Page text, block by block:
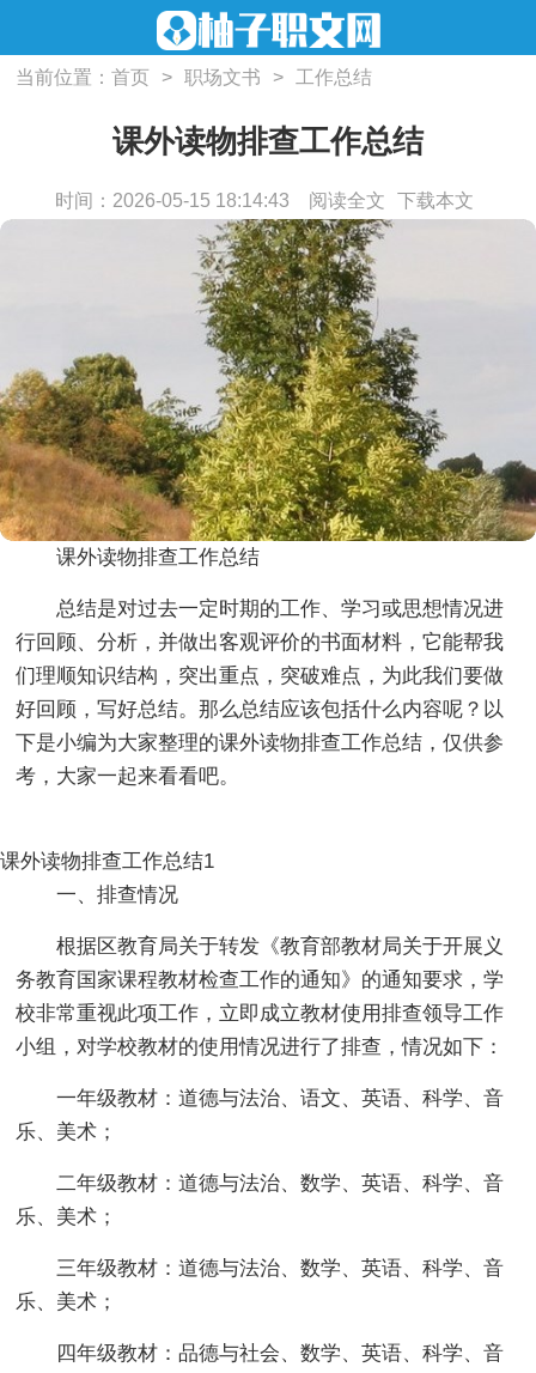
当前位置：首页 > 职场文书 > 工作总结
课外读物排查工作总结
时间：2026-05-15 18:14:43 阅读全文 下载本文
课外读物排查工作总结
总结是对过去一定时期的工作、学习或思想情况进
行回顾、分析，并做出客观评价的书面材料，它能帮我
们理顺知识结构，突出重点，突破难点，为此我们要做
好回顾，写好总结。那么总结应该包括什么内容呢？以
下是小编为大家整理的课外读物排查工作总结，仅供参
考，大家一起来看看吧。
课外读物排查工作总结1
一、排查情况
根据区教育局关于转发《教育部教材局关于开展义
务教育国家课程教材检查工作的通知》的通知要求，学
校非常重视此项工作，立即成立教材使用排查领导工作
小组，对学校教材的使用情况进行了排查，情况如下：
一年级教材：道德与法治、语文、英语、科学、音
乐、美术；
二年级教材：道德与法治、数学、英语、科学、音
乐、美术；
三年级教材：道德与法治、数学、英语、科学、音
乐、美术；
四年级教材：品德与社会、数学、英语、科学、音